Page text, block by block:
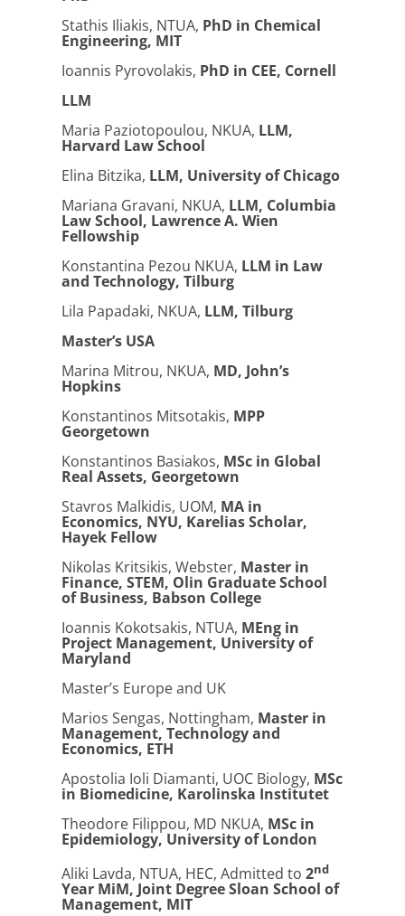
Stathis Iliakis, NTUA, PhD in Chemical
Engineering, MIT
Ioannis Pyrovolakis, PhD in CEE, Cornell
LLM
Maria Paziotopoulou, NKUA, LLM,
Harvard Law School
Elina Bitzika, LLM, University of Chicago
Mariana Gravani, NKUA, LLM, Columbia
Law School, Lawrence A. Wien
Fellowship
Konstantina Pezou NKUA, LLM in Law
and Technology, Tilburg
Lila Papadaki, NKUA, LLM, Tilburg
Master’s USA
Marina Mitrou, NKUA, MD, John’s
Hopkins
Konstantinos Mitsotakis, MPP
Georgetown
Konstantinos Basiakos, MSc in Global
Real Assets, Georgetown
Stavros Malkidis, UOM, MA in
Economics, NYU, Karelias Scholar,
Hayek Fellow
Nikolas Kritsikis, Webster, Master in
Finance, STEM, Olin Graduate School
of Business, Babson College
Ioannis Kokotsakis, NTUA, MEng in
Project Management, University of
Maryland
Master’s Europe and UK
Marios Sengas, Nottingham, Master in
Management, Technology and
Economics, ETH
Apostolia Ioli Diamanti, UOC Biology, MSc
in Biomedicine, Karolinska Institutet
Theodore Filippou, MD NKUA, MSc in
Epidemiology, University of London
Aliki Lavda, NTUA, HEC, Admitted to 2nd
Year MiM, Joint Degree Sloan School of
Management, MIT